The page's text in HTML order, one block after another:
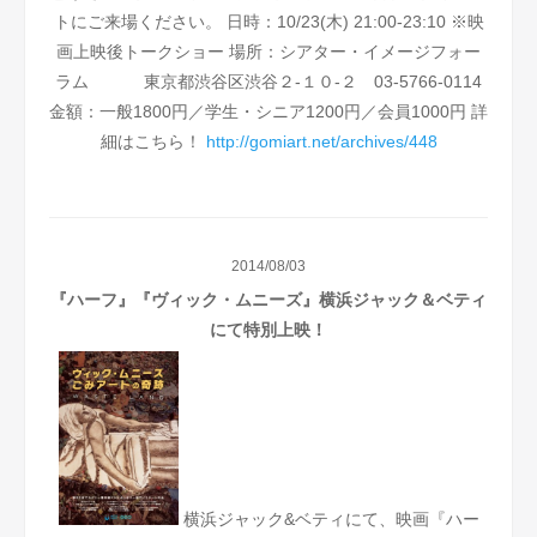
トにご来場ください。
日時：10/23(木) 21:00-23:10 ※映
画上映後トークショー 場所：シアター・イメージフォー
ラム
東京都渋谷区渋谷２-１０-２ 03-5766-0114
金額：一般1800円／学生・シニア1200円／会員1000円 詳
細はこちら！ http://gomiart.net/archives/448
2014/08/03
『ハーフ』『ヴィック・ムニーズ』横浜ジャック＆ベティ
にて特別上映！
横浜ジャック&ベティにて、映画『ハー